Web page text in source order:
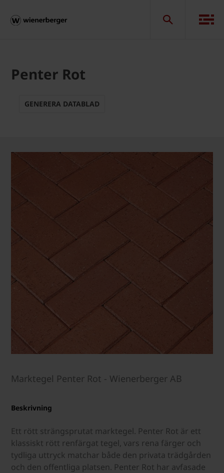
Penter Rot
GENERERA DATABLAD
Marktegel Penter Rot - Wienerberger AB
Beskrivning
Ett rött strängsprutat marktegel. Penter Rot är ett
klassiskt rött renfärgat tegel, vars rena färger och
tydliga uttryck matchar både den privata trädgården
och den offentliga platsen. Penter Rot har avfasade